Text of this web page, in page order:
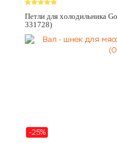
Петли для холодильника
331728)
-25%